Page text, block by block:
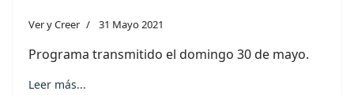
Ver y Creer 31 Mayo 2021
Programa transmitido el domingo 30 de mayo.
Leer más...